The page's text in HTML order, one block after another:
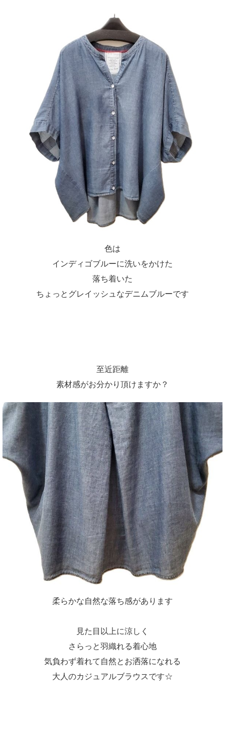
色は
インディゴブルーに洗いをかけた
落ち着いた
ちょっとグレイッシュなデニムブルーです
至近距離
素材感がお分かり頂けますか？
柔らかな自然な落ち感があります
見た目以上に涼しく
さらっと羽織れる着心地
気負わず着れて自然とお洒落になれる
大人のカジュアルブラウスです☆